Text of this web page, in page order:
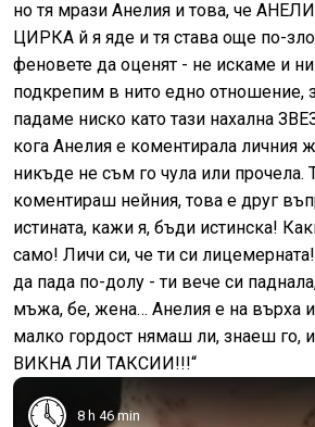
но тя мрази Анелия и това, че
ЦИРКА й я яде и тя става още по-
феновете да оценят - не искаме и
подкрепим в нито едно отношение,
падаме ниско като тази нахална
кога Анелия е коментирала личния
никъде не съм го чула или прочела.
коментираш нейния, това е друг
истината, кажи я, бъди истинска!
само! Личи си, че ти си
да пада по-долу - ти вече си
мъжа, бе, жена… Анелия е на върха
малко гордост нямаш ли, знаеш го,
ВИКНА ЛИ ТАКСИИ!!!“
8 h 46 min